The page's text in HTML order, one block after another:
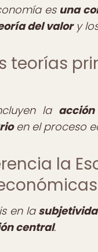
es una
del valory
teorías
la
en el proceso
la
en la
central.